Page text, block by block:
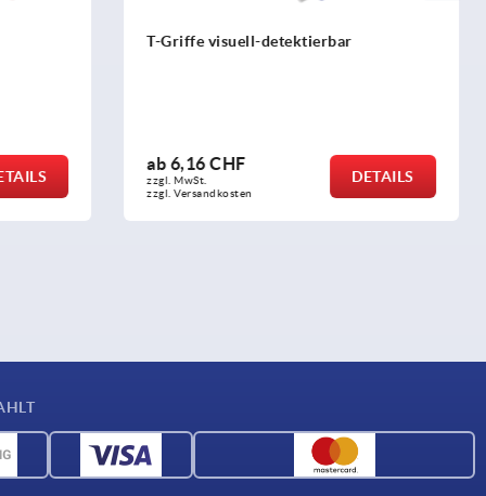
DETAILS
Montageflansche
ab20,95 CHF
zzgl. MwSt.
zzgl. Versandkosten
DETAILS